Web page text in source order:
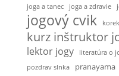
joga a tanec joga a zdravie
jogový cvik
kurz inštruktor
lektor jogy literatúra o
pozdrav slnka pranayama